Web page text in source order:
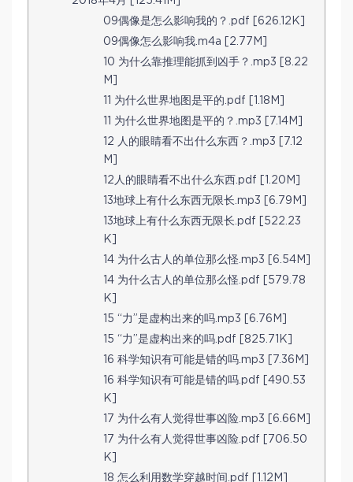
09偶像是怎么影响我的？.pdf [626.12K]
09偶像怎么影响我.m4a [2.77M]
10 为什么靠推理能抓到凶手？.mp3 [8.22
M]
11 为什么世界地图是平的.pdf [1.18M]
11 为什么世界地图是平的？.mp3 [7.14M]
12 人的眼睛看不出什么东西？.mp3 [7.12
M]
12人的眼睛看不出什么东西.pdf [1.20M]
13地球上有什么东西无限长.mp3 [6.79M]
13地球上有什么东西无限长.pdf [522.23
K]
14 为什么古人的单位那么怪.mp3 [6.54M]
14 为什么古人的单位那么怪.pdf [579.78
K]
15 “力”是虚构出来的吗.mp3 [6.76M]
15 “力”是虚构出来的吗.pdf [825.71K]
16 科学知识有可能是错的吗.mp3 [7.36M]
16 科学知识有可能是错的吗.pdf [490.53
K]
17 为什么有人觉得世事凶险.mp3 [6.66M]
17 为什么有人觉得世事凶险.pdf [706.50
K]
18 怎么利用数学穿越时间.pdf [1.12M]